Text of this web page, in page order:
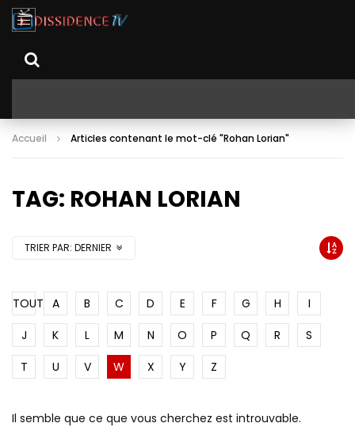
Accueil Articles contenant le mot-clé "Rohan Lorian"
TAG: ROHAN LORIAN
TRIER PAR: DERNIER
TOUT A B C D E F G H
I
J
K L M N O P Q R
S
T
U V W X Y Z
Il semble que ce que vous cherchez est introuvable.